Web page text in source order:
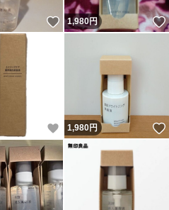
いいね！
1,980円
いいね！
1,980円